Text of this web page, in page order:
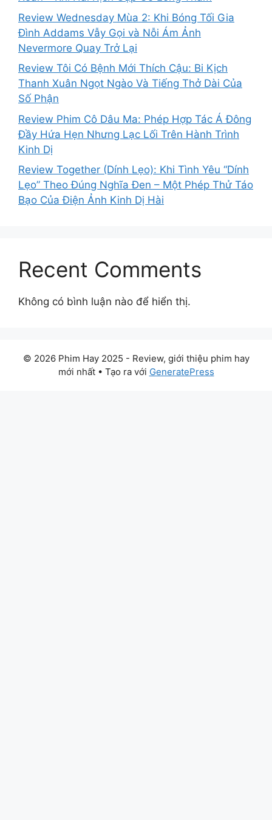
Review Wednesday Mùa 2: Khi Bóng Tối Gia
Đình Addams Vẫy Gọi và Nỗi Ám Ảnh
Nevermore Quay Trở Lại
Review Tôi Có Bệnh Mới Thích Cậu: Bi Kịch
Thanh Xuân Ngọt Ngào Và Tiếng Thở Dài Của
Số Phận
Review Phim Cô Dâu Ma: Phép Hợp Tác Á Đông
Đầy Hứa Hẹn Nhưng Lạc Lối Trên Hành Trình
Kinh Dị
Review Together (Dính Lẹo): Khi Tình Yêu “Dính
Lẹo” Theo Đúng Nghĩa Đen – Một Phép Thử Táo
Bạo Của Điện Ảnh Kinh Dị Hài
Recent Comments
Không có bình luận nào để hiển thị.
© 2026 Phim Hay 2025 - Review, giới thiệu phim hay
mới nhất• Tạo ra với GeneratePress